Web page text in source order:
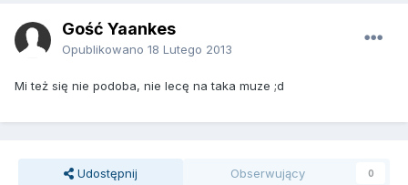
Gość Yaankes
Opublikowano 18 Lutego 2013
Mi też się nie podoba, nie lecę na taka muze ;d
Udostępnij Obserwujący 0